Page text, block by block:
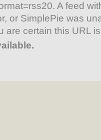
A feed
or SimplePie was
are certain this URL